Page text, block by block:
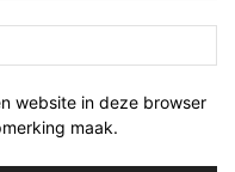
website in deze browser
maak.